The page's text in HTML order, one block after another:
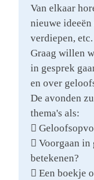
Van elkaar
nieuwe
verdiepen, etc.
Graag willen
in gesprek
en over
De avonden
thema's als:

 Voorgaan in
betekenen?
 Een boekje